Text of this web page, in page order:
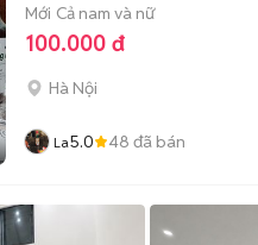
Mới Cả nam và nữ
100.000 đ
Hà Nội
La5.0 48 đã bán